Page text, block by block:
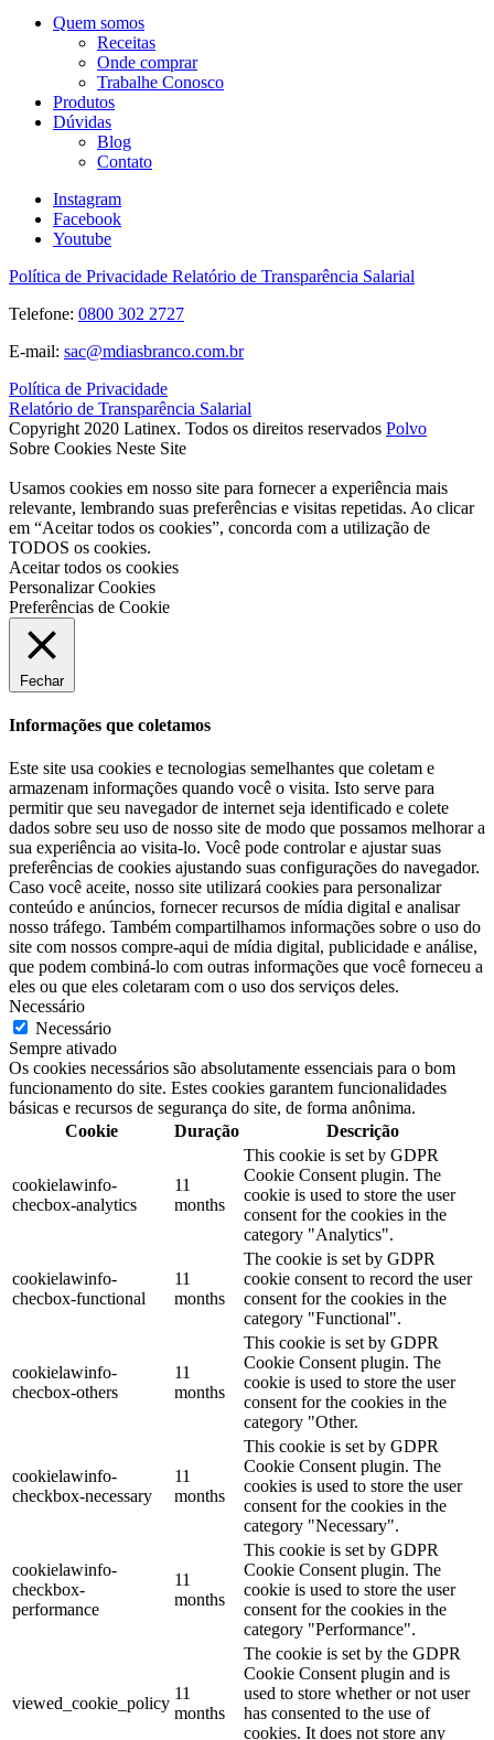
Quem somos
Receitas
Onde comprar
Trabalhe Conosco
Produtos
Dúvidas
Blog
Contato
Instagram
Facebook
Youtube
Política de Privacidade Relatório de Transparência Salarial
Telefone: 0800 302 2727
E-mail: sac@mdiasbranco.com.br
Política de Privacidade
Relatório de Transparência Salarial
Copyright 2020 Latinex. Todos os direitos reservados Polvo
Sobre Cookies Neste Site
Usamos cookies em nosso site para fornecer a experiência mais
relevante, lembrando suas preferências e visitas repetidas. Ao clicar
em “Aceitar todos os cookies”, concorda com a utilização de
TODOS os cookies.
Aceitar todos os cookies
Personalizar Cookies
Preferências de Cookie
Fechar
Informações que coletamos
Este site usa cookies e tecnologias semelhantes que coletam e
armazenam informações quando você o visita. Isto serve para
permitir que seu navegador de internet seja identificado e colete
dados sobre seu uso de nosso site de modo que possamos melhorar a
sua experiência ao visita-lo. Você pode controlar e ajustar suas
preferências de cookies ajustando suas configurações do navegador.
Caso você aceite, nosso site utilizará cookies para personalizar
conteúdo e anúncios, fornecer recursos de mídia digital e analisar
nosso tráfego. Também compartilhamos informações sobre o uso do
site com nossos compre-aqui de mídia digital, publicidade e análise,
que podem combiná-lo com outras informações que você forneceu a
eles ou que eles coletaram com o uso dos serviços deles.
Necessário
Necessário
Sempre ativado
Os cookies necessários são absolutamente essenciais para o bom
funcionamento do site. Estes cookies garantem funcionalidades
básicas e recursos de segurança do site, de forma anônima.
Cookie
Duração Descrição
cookielawinfo-
checbox-analytics
11
months
This cookie is set by GDPR
Cookie Consent plugin. The
cookie is used to store the user
consent for the cookies in the
category "Analytics".
cookielawinfo-
checbox-functional
11
months
The cookie is set by GDPR
cookie consent to record the user
consent for the cookies in the
category "Functional".
cookielawinfo-
checbox-others
11
months
This cookie is set by GDPR
Cookie Consent plugin. The
cookie is used to store the user
consent for the cookies in the
category "Other.
cookielawinfo-
checkbox-necessary
11
months
This cookie is set by GDPR
Cookie Consent plugin. The
cookies is used to store the user
consent for the cookies in the
category "Necessary".
cookielawinfo-
checkbox-
performance
11
months
This cookie is set by GDPR
Cookie Consent plugin. The
cookie is used to store the user
consent for the cookies in the
category "Performance".
viewed_cookie_policy
11
months
The cookie is set by the GDPR
Cookie Consent plugin and is
used to store whether or not user
has consented to the use of
cookies. It does not store any